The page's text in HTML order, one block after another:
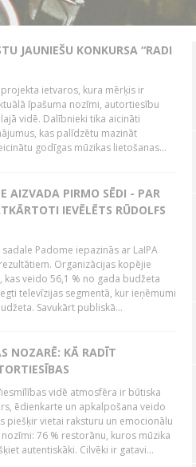
JAUNIEŠU KONKURSA “RADI
ietvaros, kura mērķis ir
īpašuma nozīmi, autortiesību
vidē. Dalībnieki tika aicināti
kas palīdzētu mazināt
godīgas mūzikas lietošanas...
AIZVADA PIRMO SĒDI - PAR
IEVĒLĒTS RŪDOLFS
Padome iepazinās ar LaIPA
Organizācijas kopējie
veido 56,1 % no gada budžeta
televīzijas segmentā, kur ieņēmumi
Savukārt publiskā...
NOZARĒ: KĀ RADĪT
vidē atmosfēra ir būtiska
ēdienkarte un apkalpošana veido
piešķir vietai raksturu un emocionālu
76 % restorānu, kuros mūzika
autentiskāki. Cilvēki ir gatavi...